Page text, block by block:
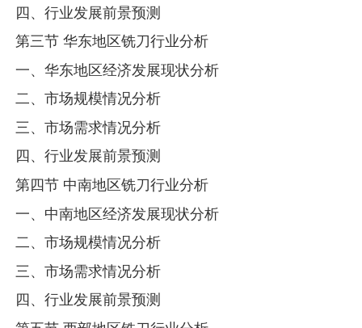
四、行业发展前景预测
第三节 华东地区铣刀行业分析
一、华东地区经济发展现状分析
二、市场规模情况分析
三、市场需求情况分析
四、行业发展前景预测
第四节 中南地区铣刀行业分析
一、中南地区经济发展现状分析
二、市场规模情况分析
三、市场需求情况分析
四、行业发展前景预测